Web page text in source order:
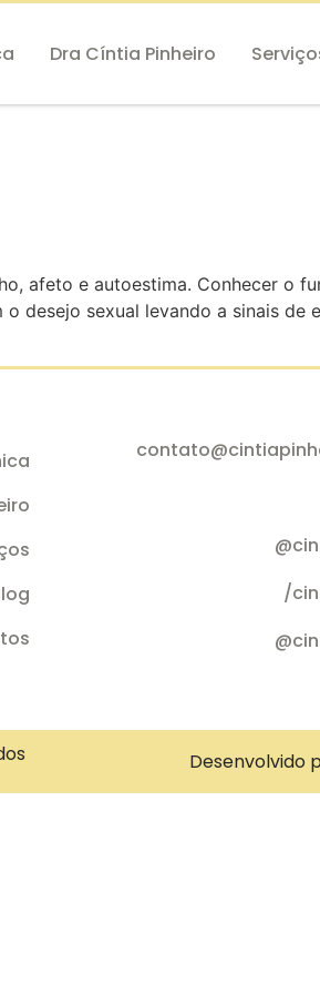
Dra Cíntia Pinheiro
afeto e autoestima. Conhecer o
desejo sexual levando a sinais
/
Desenvolvido